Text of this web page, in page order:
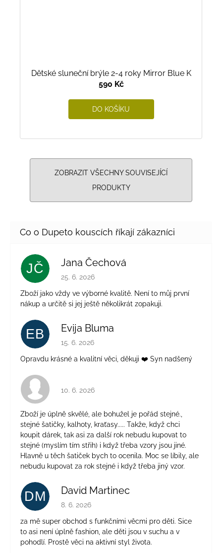
Dětské sluneční brýle 2-4 roky Mirror Blue K
590 Kč
DO KOŠÍKU
ZOBRAZIT VŠECHNY SOUVISEJÍCÍ
PRODUKTY
JČ Jana Čechová
Hodnocení obchodu je 5 z 5 hvězdiček.
25. 6. 2026
Zboží jako vždy ve výborné kvalitě. Není to můj první
nákup a určitě si jej ještě několikrát zopakuji.
EB Evija Bluma
Hodnocení obchodu je 5 z 5 hvězdiček.
15. 6. 2026
Opravdu krásné a kvalitní věci, děkuji ❤️ Syn nadšený
Hodnocení obchodu je 4 z 5 hvězdiček.
10. 6. 2026
Zboží je úplně skvělé, ale bohužel je pořád stejné.,
stejné šatičky, kalhoty, kraťasy..... Takže, když chci
koupit dárek, tak asi za další rok nebudu kupovat to
stejné (myslím tím střih) i když třeba vzory jsou jiné.
Hlavně u těch šatiček bych to ocenila. Moc se líbily, ale
nebudu kupovat za rok stejné i když třeba jiný vzor.
DM David Martinec
Hodnocení obchodu je 5 z 5 hvězdiček.
8. 6. 2026
za mě super obchod s funkčními věcmi pro děti. Sice
to asi není úplně fashion, ale děti jsou v suchu a v
pohodlí. Prostě věci na aktivní styl života.